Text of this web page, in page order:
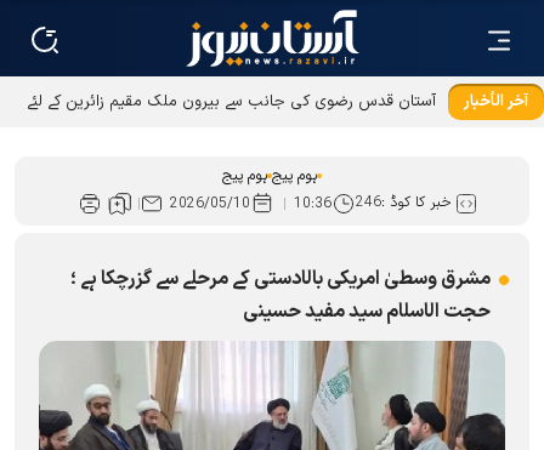
آخر الأخبار
آستان قدس رضوی کی جانب سے بیرون ملک مقیم زائرین کے لئے
ہوم پیج ہوم پیج
خبر کا کوڈ :246
10:36
2026/05/10
مشرق وسطیٰ امریکی بالادستی کے مرحلے سے گزرچکا ہے ؛
حجت الاسلام سید مفید حسینی